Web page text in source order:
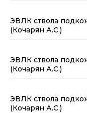
ЭВЛК ствола
(Кочарян А.С.)
ЭВЛК ствола
(Кочарян А.С.)
ЭВЛК ствола
(Кочарян А.С.)